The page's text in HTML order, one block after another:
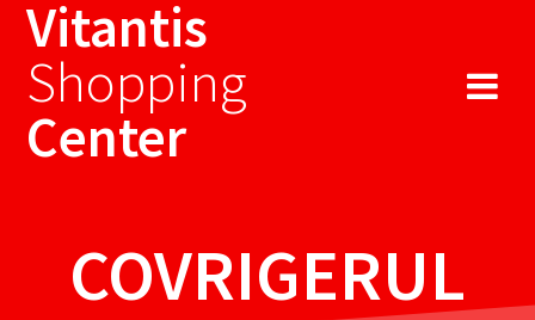
Vitantis
Shopping
Center
COVRIGERUL